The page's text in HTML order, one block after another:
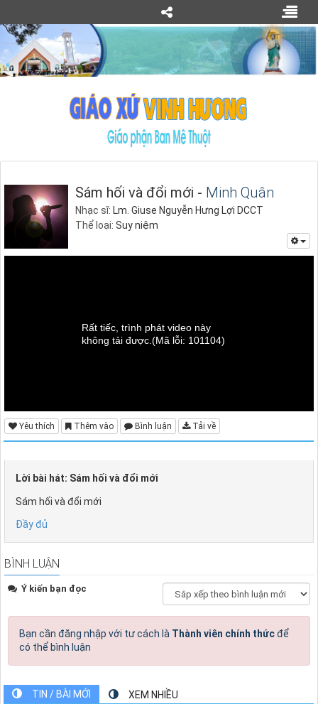
Sám hối và đổi mới - Minh Quân
Nhạc sĩ: Lm. Giuse Nguyễn Hưng Lợi DCCT
Thể loại: Suy niệm
Rất tiếc, trình phát video này
không tải được. (Mã lỗi: 101104)
Yêu thích Thêm vào Bình luận Tải về
Lời bài hát: Sám hối và đổi mới
Sám hối và đổi mới
Đầy đủ
BÌNH LUẬN
Ý kiến bạn đọc
Bạn cần đăng nhập với tư cách là Thành viên chính thứcđể
có thể bình luận
TIN / BÀI MỚI XEM NHIỀU